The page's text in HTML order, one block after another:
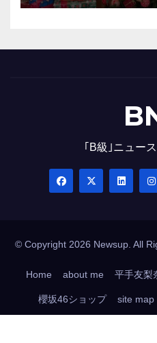
｢B級｣ニュー
© Copyright 2026 Newsup. All
Home about me 平手友梨
櫻坂46ショップ site map